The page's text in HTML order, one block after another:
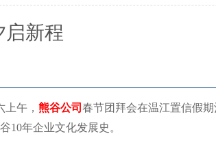
启新程
午， 熊谷公司 春节团拜会在温江置信假
10年企业文化发展史。